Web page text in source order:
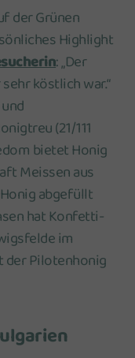
der Grünen
Highlight
: „Der
köstlich war.“
(21/111
bietet Honig
Meissen aus
abgefüllt
hat Konfetti-
im
der Pilotenhonig